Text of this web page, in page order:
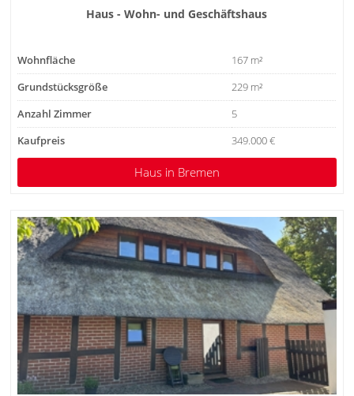
Haus - Wohn- und Geschäftshaus
Wohnfläche
167 m²
Grundstücksgröße
229 m²
Anzahl Zimmer
5
Kaufpreis
349.000 €
Haus in Bremen